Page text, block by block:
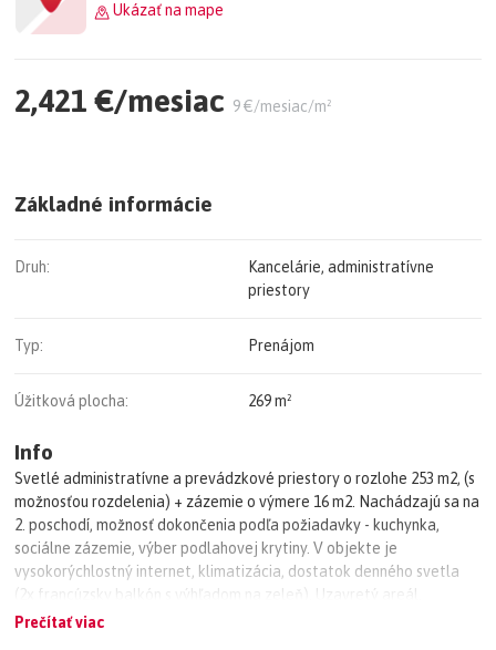
Ukázať na mape
2,421 €/mesiac 9 €/mesiac/m²
Základné informácie
Druh:
Kancelárie, administratívne
priestory
Typ: Prenájom
Úžitková plocha: 269 m²
Info
Svetlé administratívne a prevádzkové priestory o rozlohe 253 m2, (s
možnosťou rozdelenia) + zázemie o výmere 16 m2. Nachádzajú sa na
2. poschodí, možnosť dokončenia podľa požiadavky - kuchynka,
sociálne zázemie, výber podlahovej krytiny. V objekte je
vysokorýchlostný internet, klimatizácia, dostatok denného svetla
(2x francúzsky balkón s výhľadom na zeleň). Uzavretý areál.
Dostatok parkovacích miest, Elektronický vrátnik, kamerový systém.
Prečítať viac